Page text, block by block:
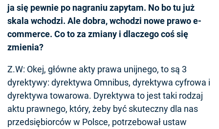
ja się pewnie po nagraniu zapytam. No bo tu już
skala wchodzi. Ale dobra, wchodzi nowe prawo e-
commerce. Co to za zmiany i dlaczego coś się
zmienia?
Z.W: Okej, główne akty prawa unijnego, to są 3
dyrektywy: dyrektywa Omnibus, dyrektywa cyfrowa i
dyrektywa towarowa. Dyrektywa to jest taki rodzaj
aktu prawnego, który, żeby być skuteczny dla nas
przedsiębiorców w Polsce, potrzebował ustaw